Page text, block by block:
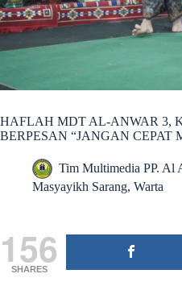
HAFLAH MDT AL-ANWAR 3,
BERPESAN “JANGAN CEPAT
Tim Multimedia PP. Al
Masyayikh Sarang, Warta
156
SHARES